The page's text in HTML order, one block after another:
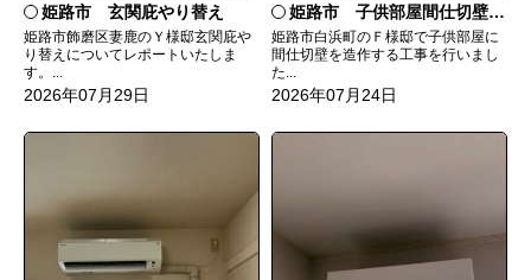
姫路市 玄関庇やり替え
姫路市飾磨区妻鹿のＹ様邸玄関庇や
り替えについてレポートいたしま
す。...
2026年07月29日
姫路市 子供部屋間仕切壁造作
姫路市白浜町のＦ様邸で子供部屋に
間仕切壁を造作する工事を行いまし
た...
2026年07月24日